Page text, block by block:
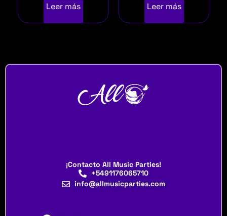
Leer más Leer más
¡Contacto All Music Parties!
+5491176065710
info@allmusicparties.com